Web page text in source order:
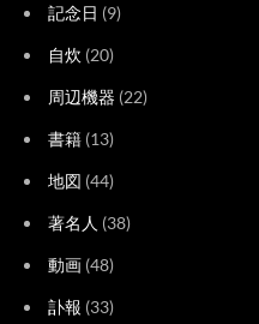
記念日 (9)
自炊 (20)
周辺機器 (22)
書籍 (13)
地図 (44)
著名人 (38)
動画 (48)
訃報 (33)